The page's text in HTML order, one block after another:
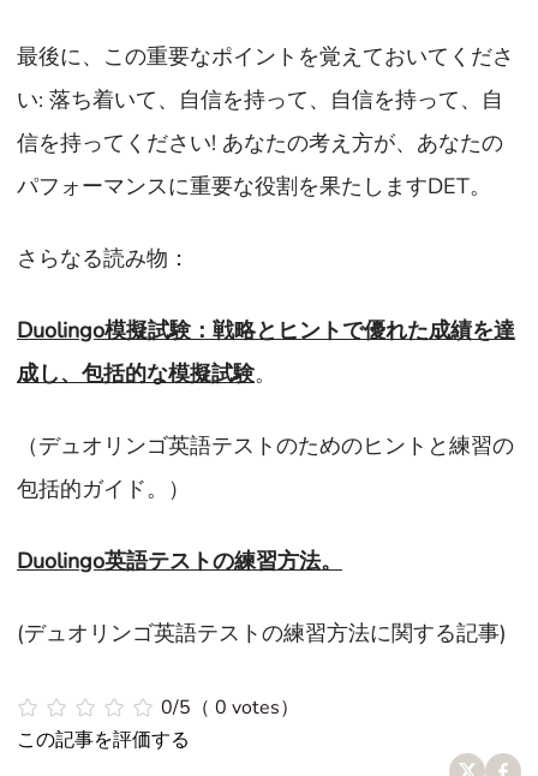
最後に、この重要なポイントを覚えておいてくださ
い: 落ち着いて、自信を持って、自信を持って、自
信を持ってください! あなたの考え方が、あなたの
パフォーマンスに重要な役割を果たしますDET。
さらなる読み物：
Duolingo模擬試験：戦略とヒントで優れた成績を達
成し、包括的な模擬試験。
（デュオリンゴ英語テストのためのヒントと練習の
包括的ガイド。）
Duolingo英語テストの練習方法。
(デュオリンゴ英語テストの練習方法に関する記事)
0/5（ 0 votes）
この記事を評価する